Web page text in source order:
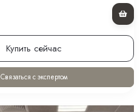
Купить сейчас
Связаться с экспертом